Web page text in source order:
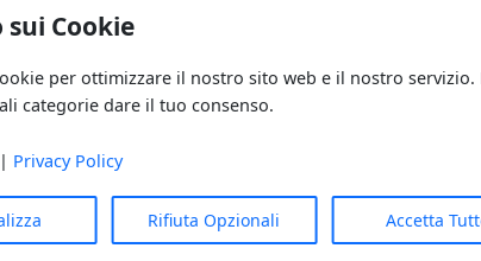
sui Cookie
per ottimizzare il nostro sito web e il nostro servizio.
categorie dare il tuo consenso.
Privacy Policy
Rifiuta Opzionali Accetta
unterzino destro
difensive palesatesi
spagnolo, sponda
i quali la
tempi, un ruolo in cui peraltro la
molto vantaggioso per
un ramo secco come